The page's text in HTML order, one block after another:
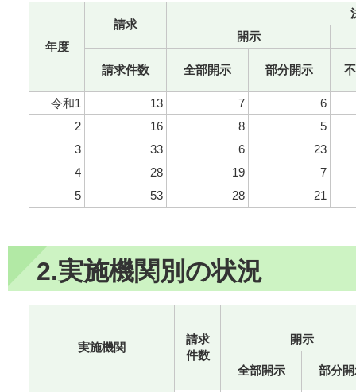
年度
請求
開示
請求件数 全部開示 部分開示
令和1 13 7
6
2
16 8
5
3
33 6
23
4
28 19
7
5
53 28 21
2.実施機関別の状況
実施機関
請求
件数
開示
全部開示 部分